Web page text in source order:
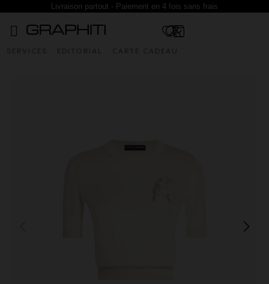
Livraison partout - Paiement en 4 fois sans frais
SERVICES EDITORIAL CARTE CADEAU